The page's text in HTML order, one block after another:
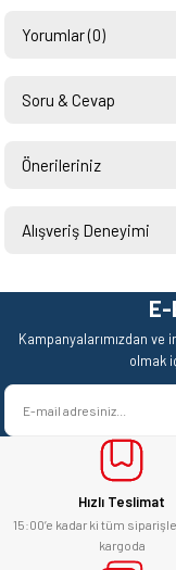
Yorumlar (0)
Soru & Cevap
Önerileriniz
yetersiz gördüğünüz
Ürün resmi kalitesiz,
Ürün açıklamasında
Ürün bilgilerinde
Ürün fiyatı diğer
Bu ürüne benzer farklı
Alışveriş Deneyimi
Teşekkürler.
Mehmet Kendi | 18/06/2026
satışı ve alış veriş deneyimi
başarılı. hayırlı işler.
yücel çağatay uzun | 12/06/
Kesinlikle orjinal ürün,
alabilirsiniz.
E... Ü... | 10/06/2026
Kampanyalarımızdan
olmak
Hızlı Teslimat
15:00’e kadar ki tüm
kargoda